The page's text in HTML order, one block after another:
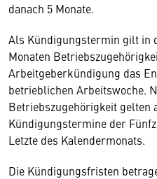
danach 5 Monate.
Als Kündigungstermin gilt in
Monaten
Arbeitgeberkündigung das
betrieblichen Arbeitswoche.
Betriebszugehörigkeit gelten
Kündigungstermine der
Letzte des Kalendermonats.
Die Kündigungsfristen